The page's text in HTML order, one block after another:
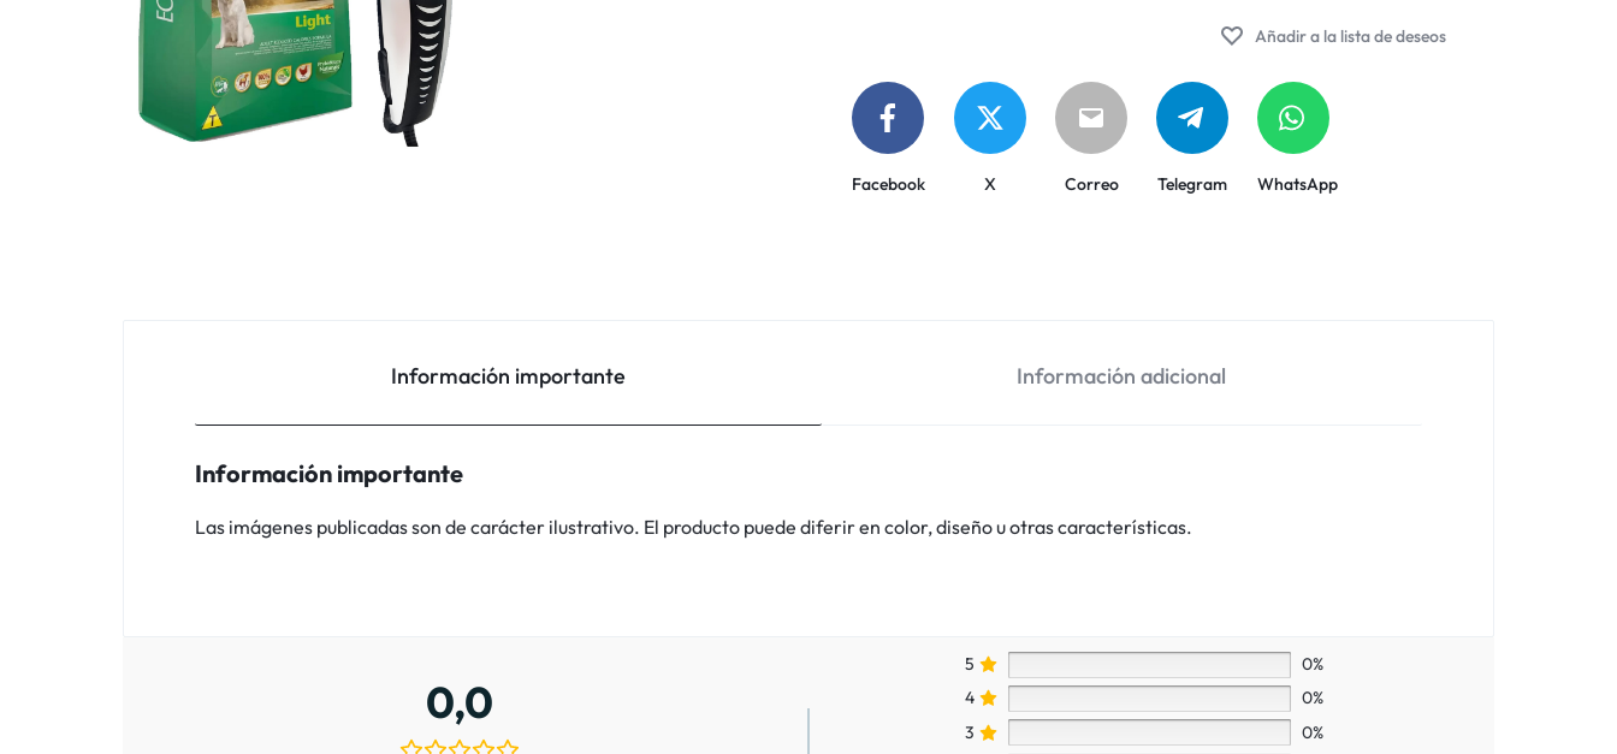
Añadir a la lista de deseos
Facebook X Correo Telegram WhatsApp
Información importante Información adicional
Información importante
Las imágenes publicadas son de carácter ilustrativo. El producto puede diferir en color, diseño u otras características.
0,0
5
0%
4
0%
3
0%